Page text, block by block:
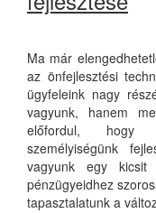
Ma már
az önfejlesztési
ügyfeleink nagy
vagyunk, hanem
előfordul, hogy
személyiségünk
vagyunk egy
pénzügyeidhez
tapasztalatunk a